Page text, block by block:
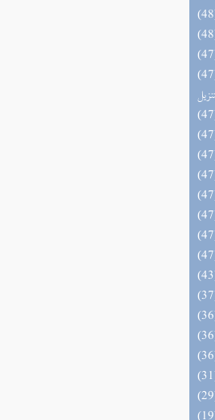
كتاب التفصيل الجامع